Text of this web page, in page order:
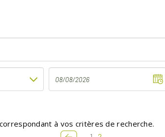
à vos critères de recherche.